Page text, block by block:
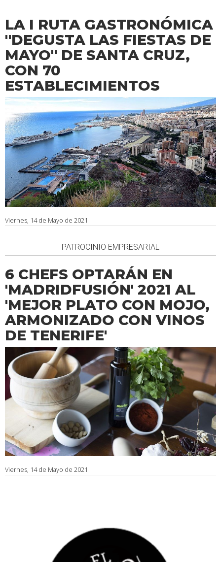
LA I RUTA GASTRONÓMICA
''DEGUSTA LAS FIESTAS DE
MAYO'' DE SANTA CRUZ,
CON 70
ESTABLECIMIENTOS
Viernes, 14 de Mayo de 2021
PATROCINIO EMPRESARIAL
6 CHEFS OPTARÁN EN
'MADRIDFUSIÓN' 2021 AL
'MEJOR PLATO CON MOJO,
ARMONIZADO CON VINOS
DE TENERIFE'
Viernes, 14 de Mayo de 2021